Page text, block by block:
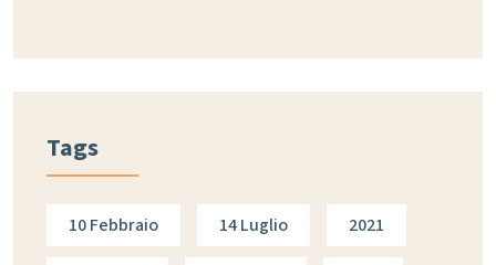
Tags
10 Febbraio 14 Luglio 2021